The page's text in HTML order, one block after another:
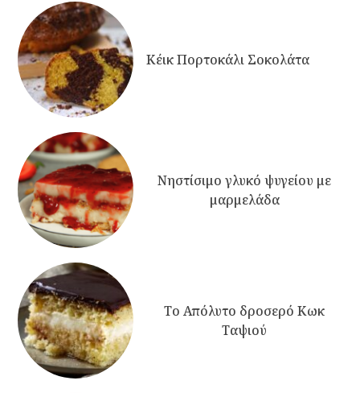
Κέικ Πορτοκάλι Σοκολάτα
Νηστίσιμο γλυκό ψυγείου με
μαρμελάδα
Το Απόλυτο δροσερό Κωκ
Ταψιού